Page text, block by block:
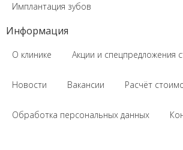
Имплантация зубов
Информация
О клинике Акции и спецпредложения
Новости Вакансии Расчёт
Обработка персональных данных